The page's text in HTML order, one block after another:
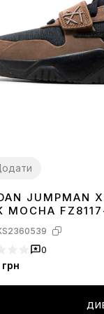
4344 45
JUMPMAN
MOCHA
0
грн